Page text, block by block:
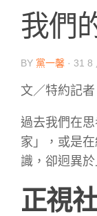
我們
BY 黨一馨 · 31 8
文／特約記
過去我們在
家」，或是
識，卻迥異於
正視